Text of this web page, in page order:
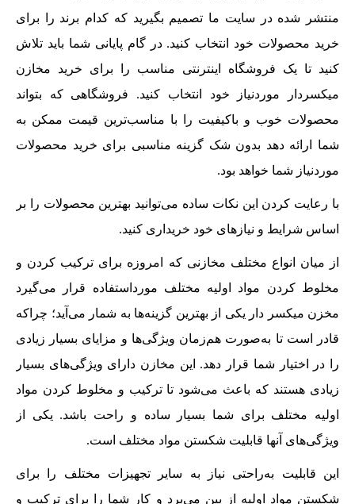
منتشر شده در سایت ما تصمیم بگیرید که کدام برند را برای
خرید محصولات خود انتخاب کنید. در گام پایانی شما باید تلاش
کنید تا یک فروشگاه اینترنتی مناسب را برای خرید مخازن
میکسردار موردنیاز خود انتخاب کنید. فروشگاهی که بتواند
محصولات خوب و باکیفیت را با مناسب‌ترین قیمت ممکن به
شما ارائه دهد بدون شک گزینه مناسبی برای خرید محصولات
موردنیاز شما خواهد بود.
با رعایت کردن این نکات ساده می‌توانید بهترین محصولات را بر
اساس شرایط و نیازهای خود خریداری کنید.
از میان انواع مختلف مخازنی که امروزه برای ترکیب کردن و
مخلوط کردن مواد اولیه مختلف مورداستفاده قرار می‌گیرد
مخزن میکسر دار یکی از بهترین گزینه‌ها به شمار می‌آید؛ چراکه
قادر است تا به‌صورت هم‌زمان ویژگی‌ها و مزایای بسیار زیادی
را در اختیار شما قرار دهد. این مخازن دارای ویژگی‌های بسیار
زیادی هستند که باعث می‌شود تا ترکیب و مخلوط کردن مواد
اولیه مختلف برای شما بسیار ساده و راحت باشد. یکی از
ویژگی‌های آنها قابلیت شکستن مواد مختلف است.
این قابلیت به‌راحتی نیاز به سایر تجهیزات مختلف را برای
شکستن مواد اولیه از بین می‌برد و کار شما را برای ترکیب و